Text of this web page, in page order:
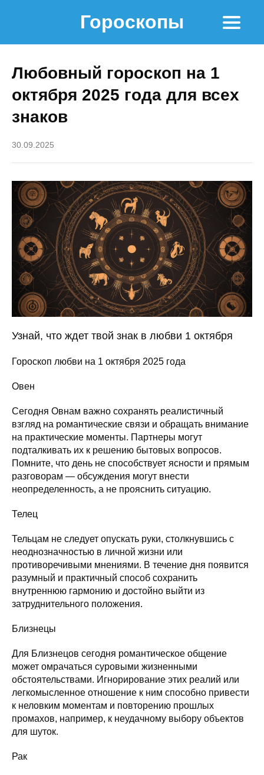
Гороскопы
Любовный гороскоп на 1
октября 2025 года для всех
знаков
30.09.2025
Узнай, что ждет твой знак в любви 1 октября
Гороскоп любви на 1 октября 2025 года
Овен
Сегодня Овнам важно сохранять реалистичный
взгляд на романтические связи и обращать внимание
на практические моменты. Партнеры могут
подталкивать их к решению бытовых вопросов.
Помните, что день не способствует ясности и прямым
разговорам — обсуждения могут внести
неопределенность, а не прояснить ситуацию.
Телец
Тельцам не следует опускать руки, столкнувшись с
неоднозначностью в личной жизни или
противоречивыми мнениями. В течение дня появится
разумный и практичный способ сохранить
внутреннюю гармонию и достойно выйти из
затруднительного положения.
Близнецы
Для Близнецов сегодня романтическое общение
может омрачаться суровыми жизненными
обстоятельствами. Игнорирование этих реалий или
легкомысленное отношение к ним способно привести
к неловким моментам и повторению прошлых
промахов, например, к неудачному выбору объектов
для шуток.
Рак